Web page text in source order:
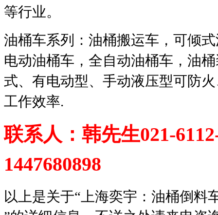
等行业。
油桶车系列：油桶搬运车，可倾
电动油桶车，全自动油桶车，油
式、有电动型、手动液压型可防
工作效率.
联系人：韩先生021-
1447680898
以上是关于“ 上海奕宇：油桶倒料